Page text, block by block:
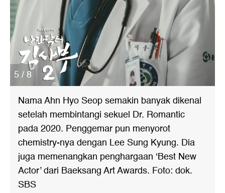
5 / 8
Nama Ahn Hyo Seop semakin banyak dikenal
setelah membintangi sekuel Dr. Romantic
pada 2020. Penggemar pun menyorot
chemistry-nya dengan Lee Sung Kyung. Dia
juga memenangkan penghargaan ‘Best New
Actor’ dari Baeksang Art Awards. Foto: dok.
SBS